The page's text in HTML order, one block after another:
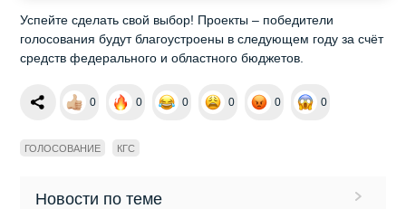
Успейте сделать свой выбор! Проекты – победители
голосования будут благоустроены в следующем году за счёт
средств федерального и областного бюджетов.
0 0 0 0 0 0
ГОЛОСОВАНИЕ КГС
Новости по теме